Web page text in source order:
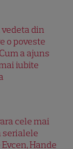
din
o poveste
a ajuns
iubite
cele mai
serialele
Hande